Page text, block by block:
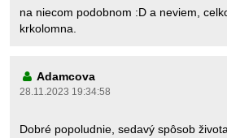
na niecom podobnom :D a neviem,
krkolomna.
Adamcova
28.11.2023 19:34:58
Dobré popoludnie, sedavý spôsob